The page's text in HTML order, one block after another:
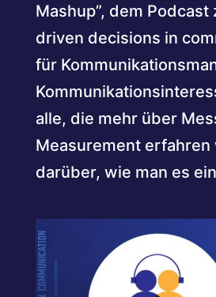
Mashup”, dem Podcast
driven decisions in
für
alle, die mehr über
Measurement erfahren
darüber, wie man es